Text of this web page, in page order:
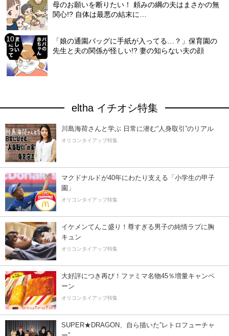
母のお願いを断りたい！ 頼みの綱の夫はまさかの無
関心!? 自体は最悪の結末に…
「娘の通園バッグに手紙が入ってる…？」保育園の
先生と夫の関係が怪しい!? 妻の知らない夫の顔
eltha イチオシ特集
川島海荷さんと学ぶ 日常に潜む“人身取引”のリアル
オリコンタイアップ特集
マクドナルドが40年にわたり支える「小学生の甲子
園」
オリコンタイアップ特集
イケメンてんこ盛り！尊すぎる男子の純情ラブに胸
キュン
オリコンタイアップ特集
大好評につき再び！ファミマ名物45％増量キャンペ
ーン
オリコンタイアップ特集
SUPER★DRAGON、自ら描いた”レトロフューチャ